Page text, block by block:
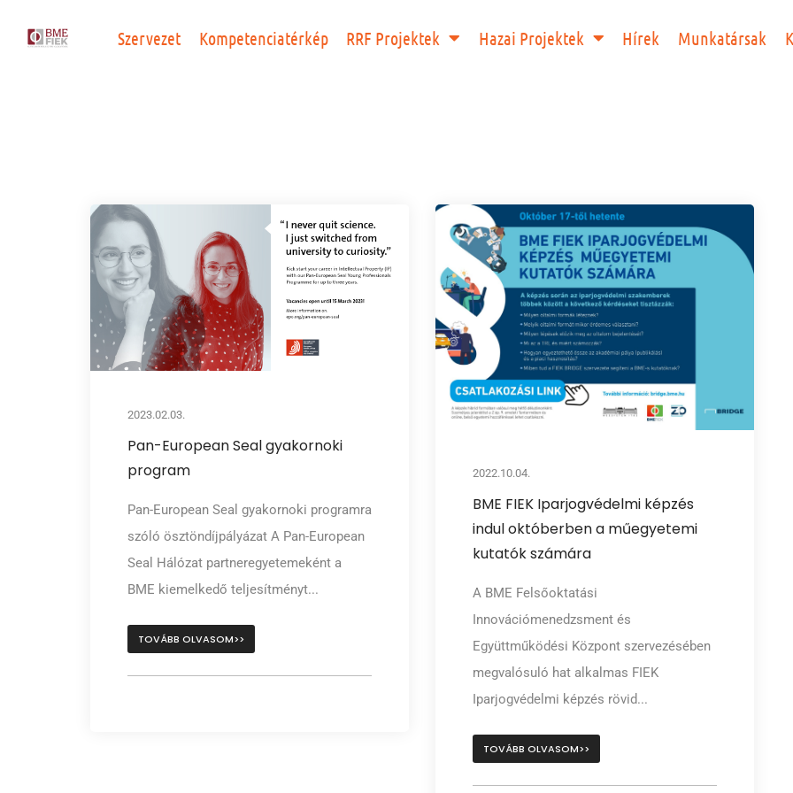
Szervezet Kompetenciatérkép RRF Projektek Hazai Projektek Hírek Munkatársak
2023.02.03.
Pan-European Seal gyakornoki
program
Pan-European Seal gyakornoki programra
szóló ösztöndíjpályázat A Pan-European
Seal Hálózat partneregyetemeként a
BME kiemelkedő teljesítményt...
TOVÁBB OLVASOM>>
2022.10.04.
BME FIEK Iparjogvédelmi képzés
indul októberben a műegyetemi
kutatók számára
A BME Felsőoktatási
Innovációmenedzsment és
Együttműködési Központ szervezésében
megvalósuló hat alkalmas FIEK
Iparjogvédelmi képzés rövid...
TOVÁBB OLVASOM>>